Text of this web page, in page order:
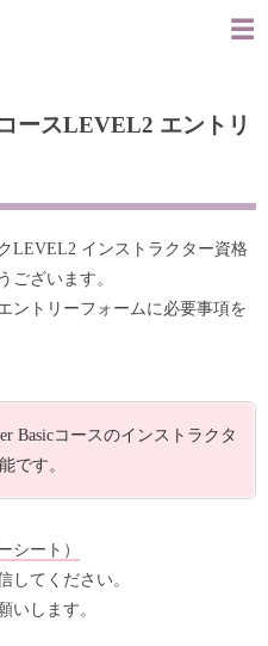
ースLEVEL2 エントリ
LEVEL2 インストラクター資格
ございます。
ントリーフォームに必要事項を
Basicコースのインストラクタ
です。
シート）
してください。
いします。